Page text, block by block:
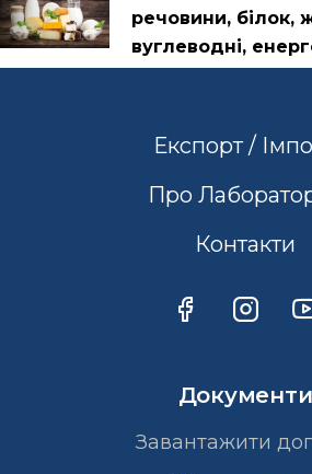
речовини, білок,
вуглеводні,
Експорт /
Про
Контакти
Документи
Завантажити